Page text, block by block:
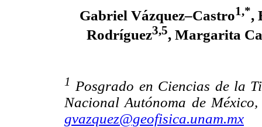
Gabriel Vázquez–Castro1,*,
Rodríguez3,5, Margarita
1 Posgrado en Ciencias de la
Nacional Autónoma de
gvazquez@geofisica.unam.mx